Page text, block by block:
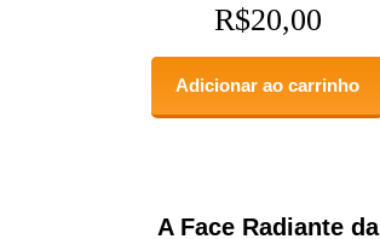
R$20,00
Adicionar ao carrinho
A Face Radiante da